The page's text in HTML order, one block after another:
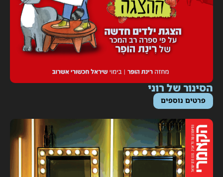
של רוני
פרטים נוספים